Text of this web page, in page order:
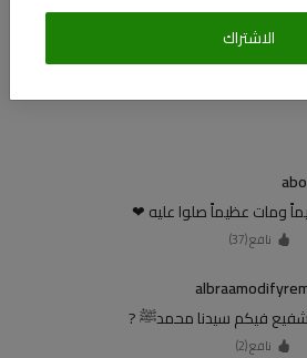
الاشتراك
ومات عظيماً صلوا عليه ❤
نافع (37
)
فيكم سيدنا محمدﷺ ?
نافع (2
)